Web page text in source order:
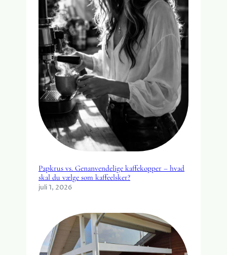
Papkrus vs. Genanvendelige kaffekopper – hvad
skal du vælge som kaffeelsker?
juli 1, 2026